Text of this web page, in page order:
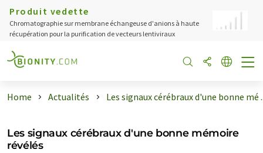
Produit vedette
Chromatographie sur membrane échangeuse d'anions à haute
récupération pour la purification de vecteurs lentiviraux
Home Actualités Les signaux cérébraux d'une bonne mé
Les signaux cérébraux d'une bonne mémoire
révélés